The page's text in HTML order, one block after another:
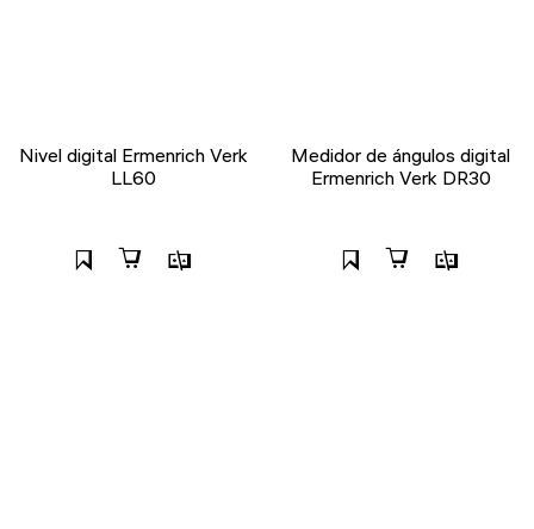
Nivel digital Ermenrich Verk
LL60
Medidor de ángulos digital
Ermenrich Verk DR30